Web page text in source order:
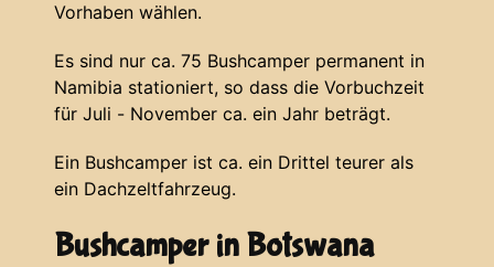
Vorhaben wählen.
Es sind nur ca. 75 Bushcamper permanent in
Namibia stationiert, so dass die Vorbuchzeit
für Juli - November ca. ein Jahr beträgt.
Ein Bushcamper ist ca. ein Drittel teurer als
ein Dachzeltfahrzeug.
Bushcamper in Botswana